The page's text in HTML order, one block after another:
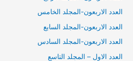
العدد الاربعون-المجلد الخامس
العدد الاربعون-المجلد السابع
العدد الاربعون-المجلد السادس
العدد الاول – المجلد التاسع